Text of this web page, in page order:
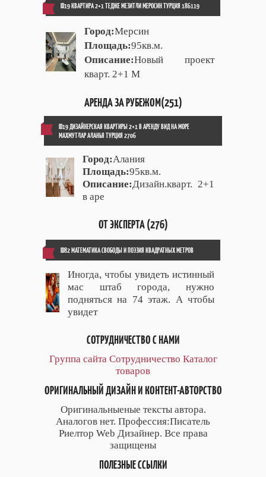
ID19 КВАРТИРА 2+1 ТЕДЖЕ МЕЗИТЛИ МЕРОСИН ТУРЦИЯ 186119
Город:Мерсин
Площадь:95кв.м.
Описание:Новый проект
кварт. 2+1 М
АРЕНДА ЗА РУБЕЖОМ(251)
ID19 ДИЗАЙНЕРСКАЯ КВАРТИРЫ 2+1 В АРЕНДУ ВИД НА МОРЕ
МАХМУТЛАР АЛАНЬЯ ТУРЦИЯ 2706
Город:Алания
Площадь:95кв.м.
Описание: Дизайн.кварт. 2+1
в аре
ОТ ЭКСПЕРТА (276)
ID82 МАТЕМАТИКА СВОБОДЫ И ПОЭЗИЯ КВАДРАТНЫХ МЕТРОВ
Иногда, чтобы увидеть истинный
мас штаб города, нужно
подняться на 74 этаж. А чтобы
увидет
СОТРУДНИЧЕСТВО С НАМИ
Группа сайта Сотрудничество Каталог
товаров
ОРИГИНАЛЬНЫЙ ДИЗАЙН И КОНТЕНТ-АВТОРСТВО
Оригинальныеные тексты автора.
Аналогов нет. Профессия:Писатель
Риелтор Web Дизайнер. Все права
защищены
ПОЛЕЗНЫЕ ССЫЛКИ